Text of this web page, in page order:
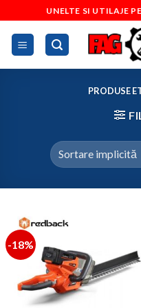
to
content
UNELTE SI UTILAJE
PRODUSE
-18%